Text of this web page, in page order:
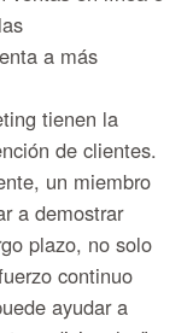
a más
tienen la
de clientes.
un miembro
a demostrar
plazo, no solo
continuo
ayudar a